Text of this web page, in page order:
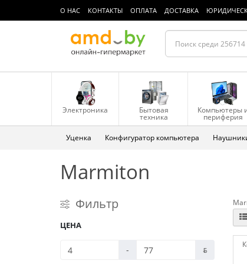
О НАС КОНТАКТЫ ОПЛАТА ДОСТАВКА
Электроника Бытовая
техника
Компьютеры
периферия
Уценка Конфигуратор компьютера
Marmiton
Фильтр
ЦЕНА
- ƃ